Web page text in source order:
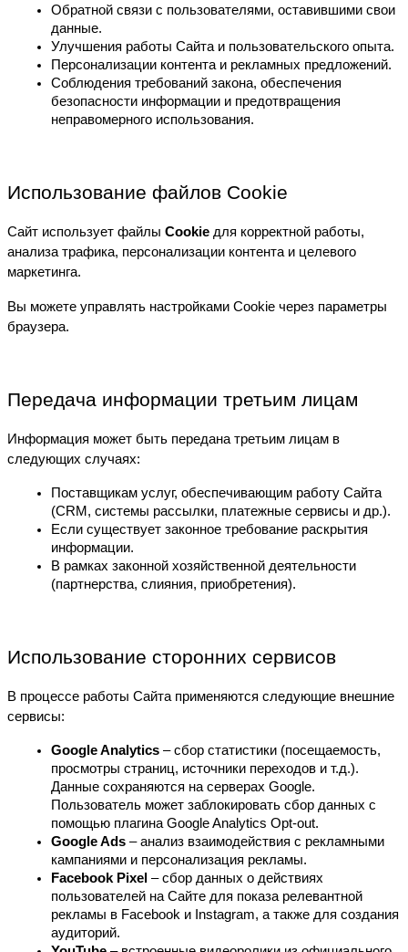
Обратной связи с пользователями, оставившими свои
данные.
Улучшения работы Сайта и пользовательского опыта.
Персонализации контента и рекламных предложений.
Соблюдения требований закона, обеспечения
безопасности информации и предотвращения
неправомерного использования.
Использование файлов Cookie
Сайт использует файлы Cookie для корректной работы,
анализа трафика, персонализации контента и целевого
маркетинга.
Вы можете управлять настройками Cookie через параметры
браузера.
Передача информации третьим лицам
Информация может быть передана третьим лицам в
следующих случаях:
Поставщикам услуг, обеспечивающим работу Сайта
(CRM, системы рассылки, платежные сервисы и др.).
Если существует законное требование раскрытия
информации.
В рамках законной хозяйственной деятельности
(партнерства, слияния, приобретения).
Использование сторонних сервисов
В процессе работы Сайта применяются следующие внешние
сервисы:
Google Analytics – сбор статистики (посещаемость,
просмотры страниц, источники переходов и т.д.).
Данные сохраняются на серверах Google.
Пользователь может заблокировать сбор данных с
помощью плагина Google Analytics Opt-out.
Google Ads – анализ взаимодействия с рекламными
кампаниями и персонализация рекламы.
Facebook Pixel – сбор данных о действиях
пользователей на Сайте для показа релевантной
рекламы в Facebook и Instagram, а также для создания
аудиторий.